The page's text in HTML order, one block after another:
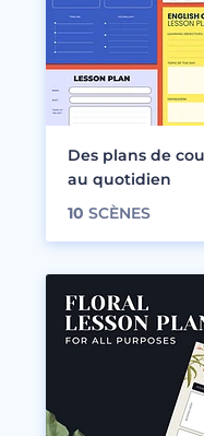
Des plans de
au quotidien
10 SCÈNES